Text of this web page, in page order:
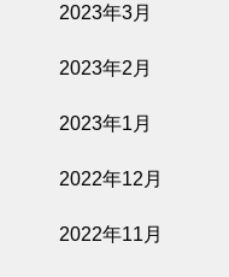
2023年3月
2023年2月
2023年1月
2022年12月
2022年11月